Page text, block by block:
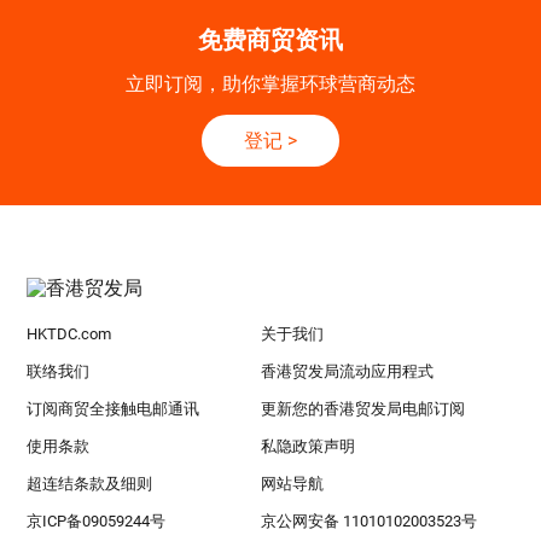
免费商贸资讯
立即订阅，助你掌握环球营商动态
登记 >
HKTDC.com 关于我们
联络我们 香港贸发局流动应用程式
订阅商贸全接触电邮通讯 更新您的香港贸发局电邮订阅
使用条款 私隐政策声明
超连结条款及细则 网站导航
京ICP备09059244号 京公网安备 11010102003523号